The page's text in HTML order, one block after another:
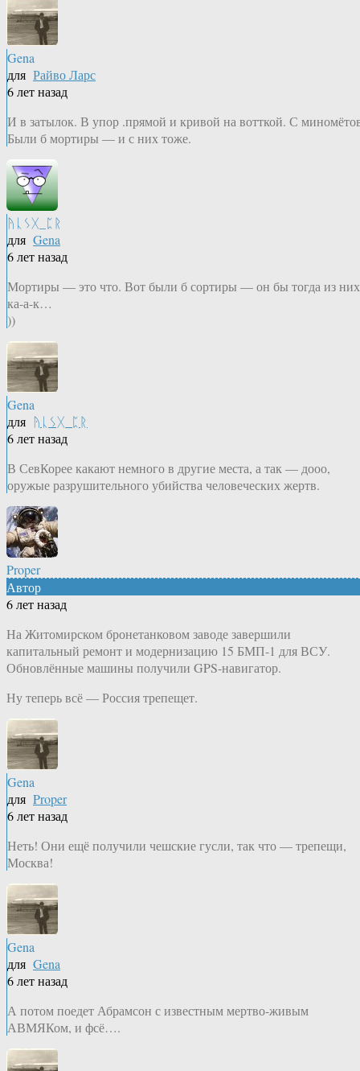
Gena
для Райво Ларс
6 лет назад
И в затылок. В упор .прямой и кривой на вотткой. С
Были б мортиры — и с них тоже.
ᚤᚳᛊᚷ_ᛈᚱ
для Gena
6 лет назад
Мортиры — это что. Вот были б сортиры — он бы тогда из них
ка-а-к…
))
Gena
для ᚤᚳᛊᚷ_ᛈᚱ
6 лет назад
В СевКорее какают немного в другие места, а так — дооо,
оружые разрушительного убийства человеческих жертв.
Proper
Автор
6 лет назад
На Житомирском бронетанковом заводе завершили
капитальный ремонт и модернизацию 15 БМП-1 для ВСУ.
Обновлённые машины получили GPS-навигатор.
Ну теперь всё — Россия трепещет.
Gena
для Proper
6 лет назад
Неть! Они ещё получили чешские гусли, так что — трепещи,
Москва!
Gena
для Gena
6 лет назад
А потом поедет Абрамсон с известным мертво-живым
АВМЯКом, и фсё….